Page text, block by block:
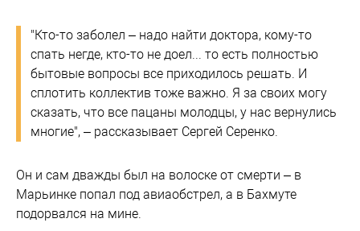
"Кто-то заболел – надо найти доктора, кому-то
спать негде, кто-то не доел... то есть полностью
бытовые вопросы все приходилось решать. И
сплотить коллектив тоже важно. Я за своих могу
сказать, что все пацаны молодцы, у нас вернулись
многие", – рассказывает Сергей Серенко.
Он и сам дважды был на волоске от смерти – в
Марьинке попал под авиаобстрел, а в Бахмуте
подорвался на мине.